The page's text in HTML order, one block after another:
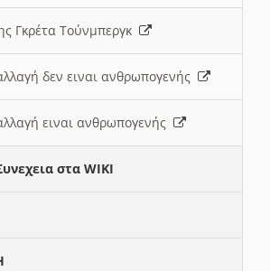
Γκρέτα Τούνμπεργκ
δεν ειναι ανθρωπογενής
ειναι ανθρωπογενής
στα WIKI